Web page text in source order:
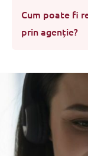
Cum poate fi
prin agenție?